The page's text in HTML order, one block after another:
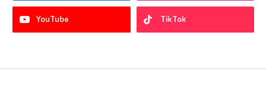
YouTube TikTok